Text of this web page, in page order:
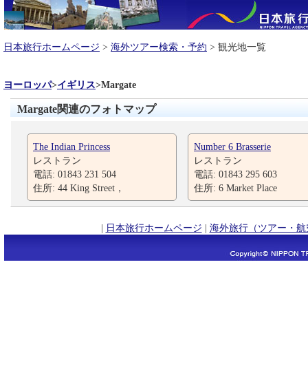
日本旅行ホームページ > 海外ツアー検索・予約 > 観光地一覧
ヨーロッパ>イギリス>Margate
Margate関連のフォトマップ
The Indian Princess
レストラン
電話: 01843 231 504
住所: 44 King Street，
Number 6 Brasserie
レストラン
電話: 01843 295 603
住所: 6 Market Place
| 日本旅行ホームページ | 海外旅行（ツアー・航